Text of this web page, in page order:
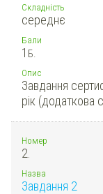
Складність
середнє
Бали
1 Б.
Опис
Завдання
рік (додаткова
Номер
2.
Назва
Завдання 2